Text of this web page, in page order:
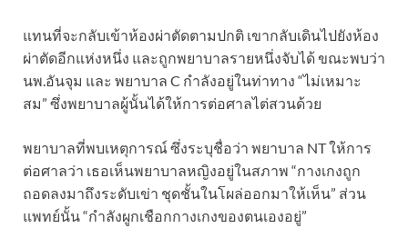
แทนที่จะกลับเข้าห้องผ่าตัดตามปกติ เขากลับเดินไปยังห้อง
ผ่าตัดอีกแห่งหนึ่ง และถูกพยาบาลรายหนึ่งจับได้ ขณะพบว่า
นพ.อันจุม และ พยาบาล C กำลังอยู่ในท่าทาง “ไม่เหมาะ
สม” ซึ่งพยาบาลผู้นั้นได้ให้การต่อศาลไต่สวนด้วย
พยาบาลที่พบเหตุการณ์ ซึ่งระบุชื่อว่า พยาบาล NT ให้การ
ต่อศาลว่า เธอเห็นพยาบาลหญิงอยู่ในสภาพ “กางเกงถูก
ถอดลงมาถึงระดับเข่า ชุดชั้นในโผล่ออกมาให้เห็น” ส่วน
แพทย์นั้น “กำลังผูกเชือกกางเกงของตนเองอยู่”